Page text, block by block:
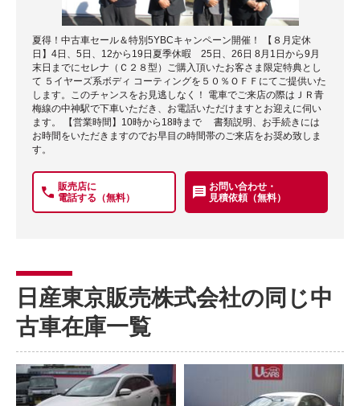
夏得！中古車セール＆特別5YBCキャンペーン開催！ 【８月定休
日】4日、5日、12から19日夏季休暇 25日、26日 8月1日から9月
末日までにセレナ（Ｃ２８型）ご購入頂いたお客さま限定特典とし
て ５イヤーズ系ボディ コーティングを５０％ＯＦＦにてご提供いた
します。このチャンスをお見逃しなく！ 電車でご来店の際はＪＲ青
梅線の中神駅で下車いただき、お電話いただけますとお迎えに伺い
ます。 【営業時間】10時から18時まで 書類説明、お手続きには
お時間をいただきますのでお早目の時間帯のご来店をお奨め致しま
す。
販売店に
電話する（無料）
お問い合わせ・
見積依頼（無料）
日産東京販売株式会社の同じ中
古車在庫一覧